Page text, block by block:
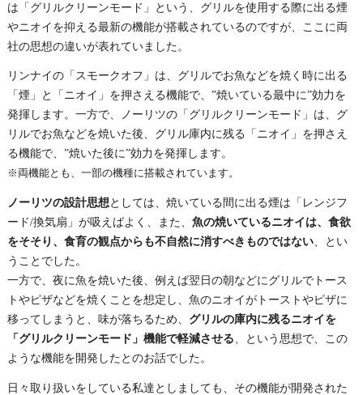
は「グリルクリーンモード」という、グリルを使用する際に出る煙
やニオイを抑える最新の機能が搭載されているのですが、ここに両
社の思想の違いが表れていました。
リンナイの「スモークオフ」は、グリルでお魚などを焼く時に出る
「煙」と「ニオイ」を押さえる機能で、”焼いている最中に”効力を
発揮します。一方で、ノーリツの「グリルクリーンモード」は、グ
リルでお魚などを焼いた後、グリル庫内に残る「ニオイ」を押さえ
る機能で、”焼いた後に”効力を発揮します。
※両機能とも、一部の機種に搭載されています。
ノーリツの設計思想 としては、焼いている間に出る煙は「レンジフ
ード/換気扇」が吸えばよく、また、 魚の焼いているニオイは、食欲
をそそり、食育の観点からも不自然に消すべきものではない、とい
うことでした。
一方で、夜に魚を焼いた後、例えば翌日の朝などにグリルでトース
トやピザなどを焼くことを想定し、魚のニオイがトーストやピザに
移ってしまうと、味が落ちるため、 グリルの庫内に残るニオイを
「グリルクリーンモード」機能で軽減させる 、という思想で、この
ような機能を開発したとのお話でした。
日々取り扱いをしている私達としましても、その機能が開発された